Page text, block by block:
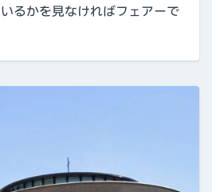
るかを見なければフェアーで